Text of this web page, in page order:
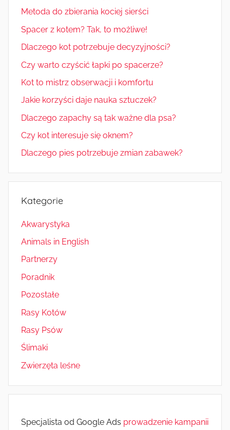
Metoda do zbierania kociej sierści
Spacer z kotem? Tak, to możliwe!
Dlaczego kot potrzebuje decyzyjności?
Czy warto czyścić łapki po spacerze?
Kot to mistrz obserwacji i komfortu
Jakie korzyści daje nauka sztuczek?
Dlaczego zapachy są tak ważne dla psa?
Czy kot interesuje się oknem?
Dlaczego pies potrzebuje zmian zabawek?
Kategorie
Akwarystyka
Animals in English
Partnerzy
Poradnik
Pozostałe
Rasy Kotów
Rasy Psów
Ślimaki
Zwierzęta leśne
Specjalista od Google Ads prowadzenie kampanii